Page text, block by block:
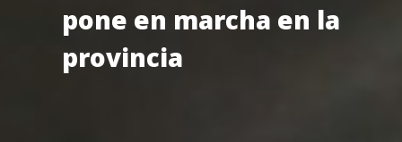
pone en marcha en la
provincia